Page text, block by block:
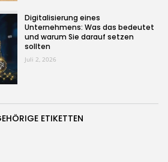
Digitalisierung eines
Unternehmens: Was das bedeutet
und warum Sie darauf setzen
sollten
Juli 2, 2026
ETIKETTEN